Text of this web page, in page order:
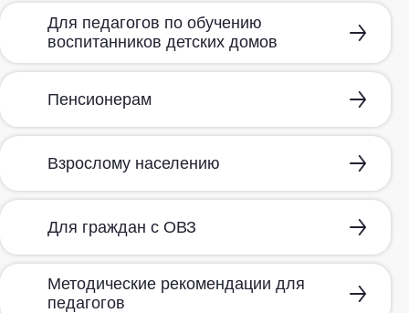
Для педагогов по обучению
воспитанников детских домов
Пенсионерам
Взрослому населению
Для граждан с ОВЗ
Методические рекомендации для
педагогов